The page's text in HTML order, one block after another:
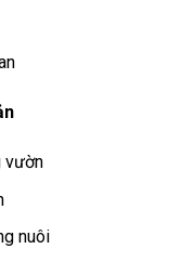
vườn
nuôi